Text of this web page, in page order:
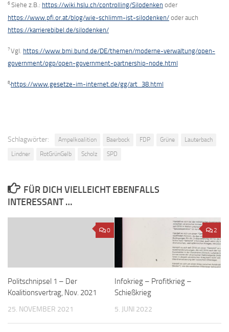
6 Siehe z.B.: https://wiki.hslu.ch/controlling/Silodenken oder
https://www.pfi.or.at/blog/wie-schlimm-ist-silodenken/ oder auch
https://karrierebibel.de/silodenken/
7 Vgl. https://www.bmi.bund.de/DE/themen/moderne-verwaltung/open-
government/ogp/open-government-partnership-node.html
8 https://www.gesetze-im-internet.de/gg/art_38.html
Schlagwörter: Ampelkoalition Baerbock FDP Grüne
Lauterbach
Lindner
RotGrünGelb Scholz SPD
FÜR DICH VIELLEICHT EBENFALLS
INTERESSANT …
0
Politschnipsel 1 – Der
Koalitionsvertrag, Nov. 2021
25. NOVEMBER 2021
2
Infokrieg – Profitkrieg –
Schießkrieg
5. JUNI 2022